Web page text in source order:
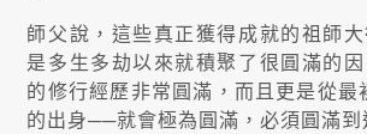
師父說，這些真正獲得成就的祖師
是多生多劫以來就積聚了很圓滿的
的修行經歷非常圓滿，而且更是從
的出身──就會極為圓滿，必須圓滿到